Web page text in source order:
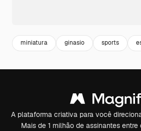
miniatura ginasio sports
A plataforma criativa para você
Mais de 1 milhão de assinantes